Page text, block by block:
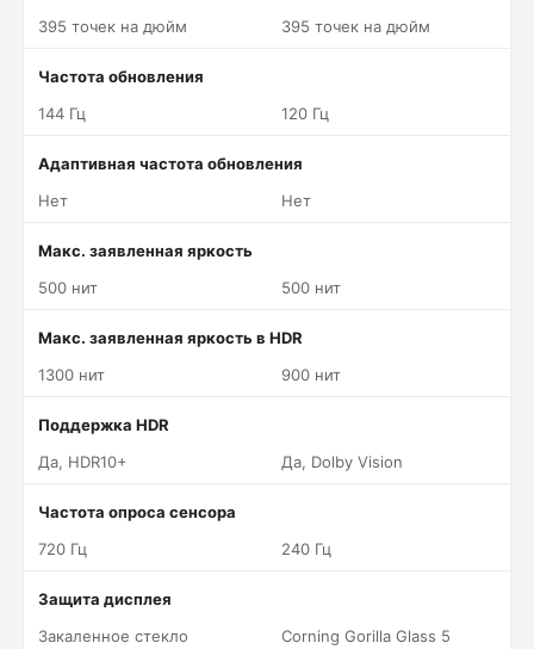
395 точек на дюйм
395 точек на дюйм
Частота обновления
144 Гц
120 Гц
Адаптивная частота обновления
Нет
Нет
Макс. заявленная яркость
500 нит
500 нит
Макс. заявленная яркость в HDR
1300 нит
900 нит
Поддержка HDR
Да, HDR10+
Да, Dolby Vision
Частота опроса сенсора
720 Гц
240 Гц
Защита дисплея
Закаленное стекло
Corning Gorilla Glass 5